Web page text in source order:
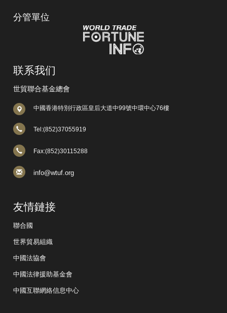
分管單位
联系我们
世貿聯合基金總會
中國香港特別行政區皇后大道中99號中環中心76樓
Tel:(852)37055919
Fax:(852)30115288
info@wtuf.org
友情鏈接
聯合國
世界貿易組織
中國法協會
中國法律援助基金會
中國互聯網絡信息中心